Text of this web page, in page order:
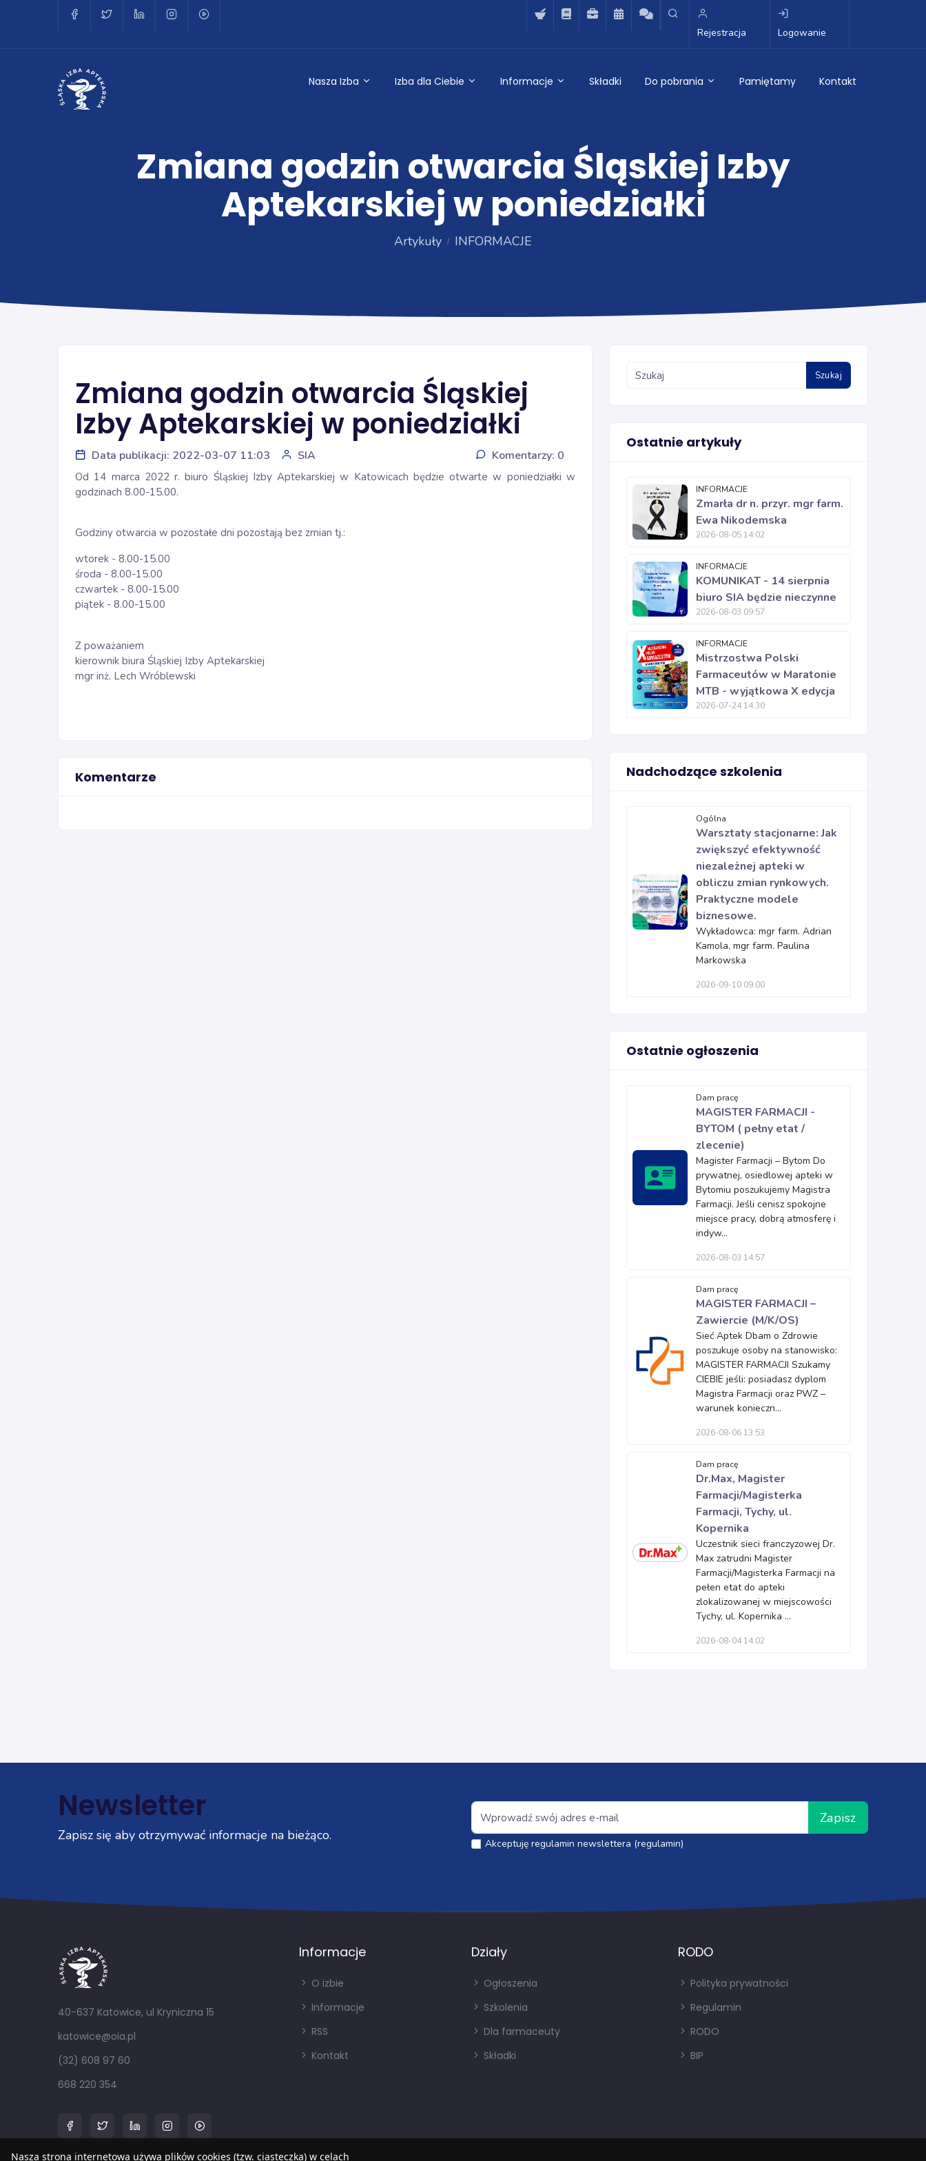
Rejestracja Logowanie
Nasza Izba Izba dla Ciebie Informacje Składki Do pobrania Pamiętamy Kontakt
Zmiana godzin otwarcia Śląskiej Izby
Aptekarskiej w poniedziałki
Artykuły INFORMACJE
Zmiana godzin otwarcia Śląskiej
Izby Aptekarskiej w poniedziałki
Data publikacji: 2022-03-07 11:03 SIA Komentarzy: 0
Od 14 marca 2022 r. biuro Śląskiej Izby Aptekarskiej w Katowicach będzie otwarte w poniedziałki w
godzinach 8.00-15.00.
Godziny otwarcia w pozostałe dni pozostają bez zmian tj.:
wtorek - 8.00-15.00
środa - 8.00-15.00
czwartek - 8.00-15.00
piątek - 8.00-15.00
Z poważaniem
kierownik biura Śląskiej Izby Aptekarskiej
mgr inż. Lech Wróblewski
Komentarze
Szukaj
Ostatnie artykuły
INFORMACJE
Zmarła dr n. przyr. mgr farm.
Ewa Nikodemska
2026-08-05 14:02
INFORMACJE
KOMUNIKAT - 14 sierpnia
biuro SIA będzie nieczynne
2026-08-03 09:57
INFORMACJE
Mistrzostwa Polski
Farmaceutów w Maratonie
MTB - wyjątkowa X edycja
2026-07-24 14:30
Nadchodzące szkolenia
Ogólna
Warsztaty stacjonarne: Jak
zwiększyć efektywność
niezależnej apteki w
obliczu zmian rynkowych.
Praktyczne modele
biznesowe.
Wykładowca: mgr farm. Adrian
Kamola, mgr farm. Paulina
Markowska
2026-09-10 09:00
Ostatnie ogłoszenia
Dam pracę
MAGISTER FARMACJI -
BYTOM ( pełny etat /
zlecenie)
Magister Farmacji – Bytom Do
prywatnej, osiedlowej apteki w
Bytomiu poszukujemy Magistra
Farmacji. Jeśli cenisz spokojne
miejsce pracy, dobrą atmosferę i
indyw...
2026-08-03 14:57
Dam pracę
MAGISTER FARMACJI –
Zawiercie (M/K/OS)
Sieć Aptek Dbam o Zdrowie
poszukuje osoby na stanowisko:
MAGISTER FARMACJI Szukamy
CIEBIE jeśli: posiadasz dyplom
Magistra Farmacji oraz PWZ –
warunek konieczn...
2026-08-06 13:53
Dam pracę
Dr.Max, Magister
Farmacji/Magisterka
Farmacji, Tychy, ul.
Kopernika
Uczestnik sieci franczyzowej Dr.
Max zatrudni Magister
Farmacji/Magisterka Farmacji na
pełen etat do apteki
zlokalizowanej w miejscowości
Tychy, ul. Kopernika ...
2026-08-04 14:02
Newsletter
Zapisz się aby otrzymywać informacje na bieżąco.
Zapisz
Akceptuję regulamin newslettera (regulamin)
40-637 Katowice, ul Kryniczna 15
katowice@oia.pl
(32) 608 97 60
668 220 354
Informacje
O izbie
Informacje
RSS
Kontakt
Działy
Ogłoszenia
Szkolenia
Dla farmaceuty
Składki
RODO
Polityka prywatności
Regulamin
RODO
BIP
Nasza strona internetowa używa plików cookies (tzw. ciasteczka) w celach